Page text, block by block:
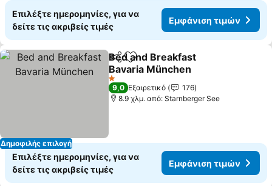
Επιλέξτε ημερομηνίες, για να
δείτε τις ακριβείς τιμές
Εμφάνιση τιμών
Δημοφιλής επιλογή
Κοινοποίηση
Προσθήκη στα αγαπημένα
Bed and Breakfast
Bavaria München
1 Αστέρια
9,0 Εξαιρετικό
176
8.9 χλμ. από: Starnberger See
Επιλέξτε ημερομηνίες, για να
δείτε τις ακριβείς τιμές
Εμφάνιση τιμών